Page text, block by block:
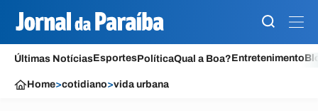
Últimas NotíciasEsportesPolíticaQual a Boa?Entretenimento
Home>cotidiano>vida urbana